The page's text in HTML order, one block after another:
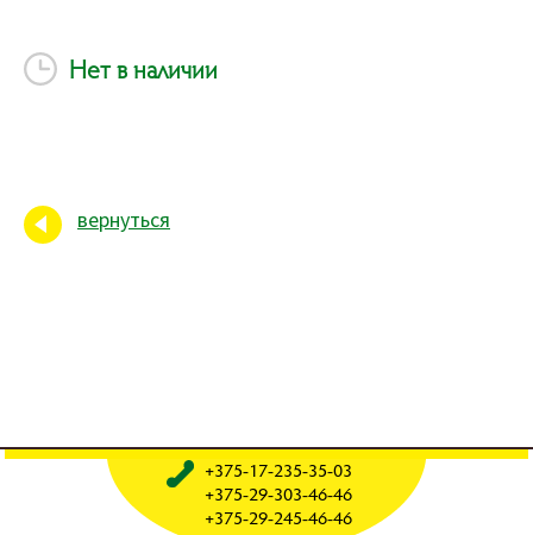
Нет в наличии
вернуться
+375-17-235-35-03
+375-29-303-46-46
+375-29-245-46-46